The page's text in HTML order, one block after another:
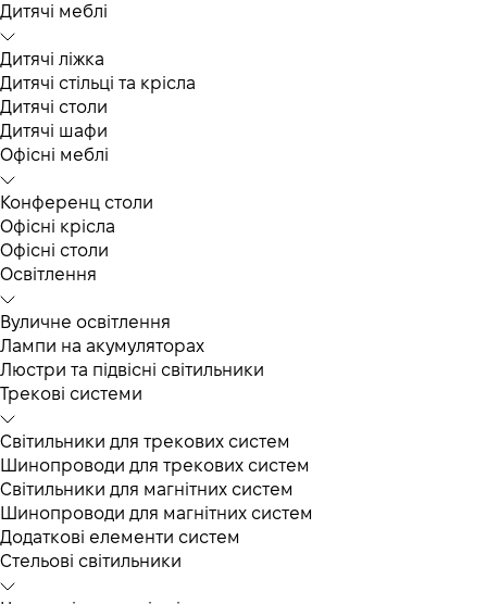
Дитячі меблі
Дитячі ліжка
Дитячі стільці та крісла
Дитячі столи
Дитячі шафи
Офісні меблі
Конференц столи
Офісні крісла
Офісні столи
Освітлення
Вуличне освітлення
Лампи на акумуляторах
Люстри та підвісні світильники
Трекові системи
Світильники для трекових систем
Шинопроводи для трекових систем
Світильники для магнітних систем
Шинопроводи для магнітних систем
Додаткові елементи систем
Cтельові світильники